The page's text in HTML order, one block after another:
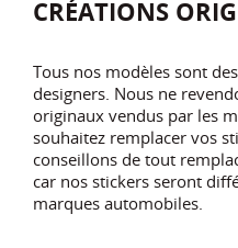
CRÉATIONS
Tous nos modèles sont
designers. Nous ne
originaux vendus par les
souhaitez remplacer vos
conseillons de tout
car nos stickers seront
marques automobiles.